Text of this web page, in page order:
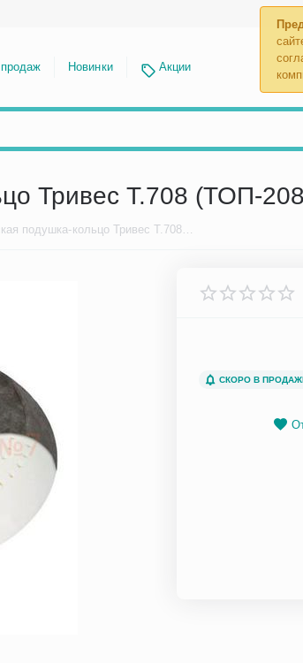
Новинки Акции
Тривес Т.708 (ТОП-
Ортопедическая подушка-кольцо Тривес Т.708 (ТОП-208) для сидения
СКОРО В